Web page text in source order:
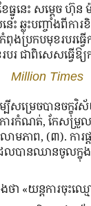
ែធ្នូនេះ សម្តេច
នេះ ឆ្លុះបញ្ចាំងពី
ប្រកបមុខរបរធ្វើក
បរ ជាពិសេសធ្វើ
Million Times
សម្រេច​បាន​ចក្ខុ​វិស័
ារកំណត់, កែសម្រួ
មភាព, (៣). ការ
លបានឈាន​ចូលក្នុង​
ែងថា «យន្តការចុ